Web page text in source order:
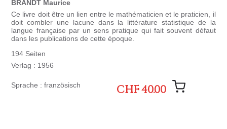
BRANDT Maurice
Ce livre doit être un lien entre le mathématicien et le praticien, il
doit combler une lacune dans la littérature statistique de la
langue française par un sens pratique qui fait souvent défaut
dans les publications de cette époque.
194 Seiten
Verlag : 1956
Sprache : französisch CHF 40.00